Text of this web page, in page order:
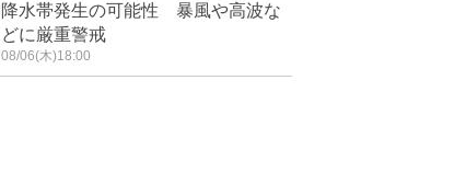
降水帯発生の可能性 暴風や高波な
どに厳重警戒
08/06(木)18:00